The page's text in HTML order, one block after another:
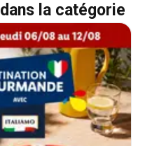
la catégorie